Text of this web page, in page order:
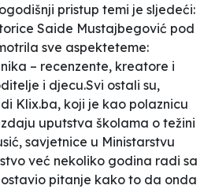
pristup temi je sljedeći:
Saide Mustajbegović pod
sve aspekteteme:
– recenzente, kreatore i
i djecu.Svi ostali su,
Klix.ba, koji je kao polaznicu
uputstva školama o težini
savjetnice u Ministarstvu
već nekoliko godina radi sa
pitanje kako to da onda